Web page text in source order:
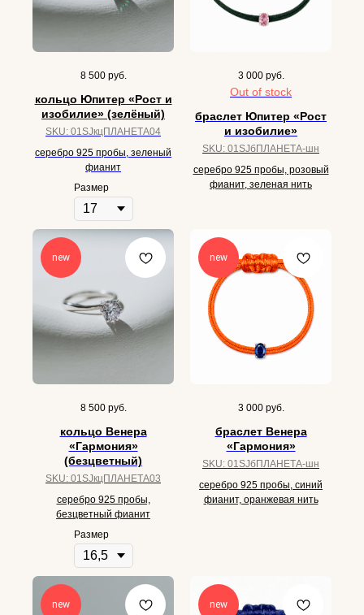
8 500 руб.
кольцо Юпитер «Рост и
изобилие» (зелёный)
SKU: 01SJкцПЛАНЕТА04
серебро 925 пробы, зеленый
фианит
Размер
3 000 руб.
Out of stock
браслет Юпитер «Рост
и изобилие»
SKU: 01SJбПЛАНЕТА-шн
серебро 925 пробы, розовый
фианит, зеленая нить
new
8 500 руб.
кольцо Венера
«Гармония»
(безцветный)
SKU: 01SJкцПЛАНЕТА03
серебро 925 пробы,
безцветный фианит
Размер
new
3 000 руб.
браслет Венера
«Гармония»
SKU: 01SJбПЛАНЕТА-шн
серебро 925 пробы, синий
фианит, оранжевая нить
new new